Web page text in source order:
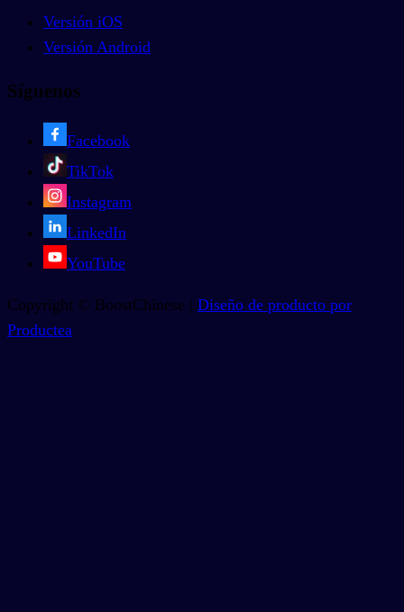
Versión iOS
Versión Android
Síguenos
Facebook
TikTok
Instagram
LinkedIn
YouTube
Copyright © BoostChinese | Diseño de producto por
Productea